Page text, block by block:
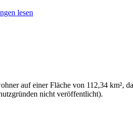
lesen
auf einer Fläche von 112,34 km²,
nicht veröffentlicht).